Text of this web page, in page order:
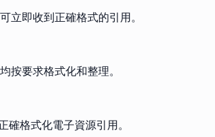
立即收到正確格式的引用。
按要求格式化和整理。
格式化電子資源引用。